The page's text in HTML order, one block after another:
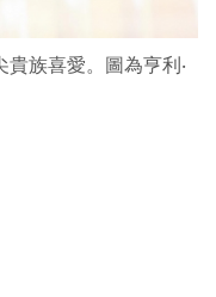
族喜愛。圖為亨利‧